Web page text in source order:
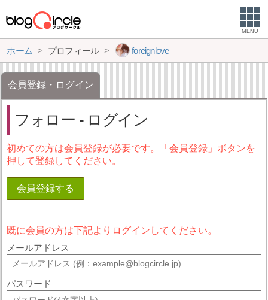
MENU
ホーム プロフィール foreignlove
会員登録・ログイン
フォロー - ログイン
初めての方は会員登録が必要です。「会員登録」ボタンを
押して登録してください。
会員登録する
既に会員の方は下記よりログインしてください。
メールアドレス
パスワード